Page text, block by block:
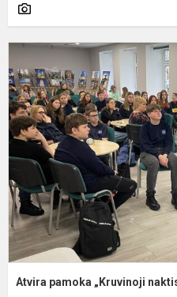
Atvira pamoka „Kruvinoji